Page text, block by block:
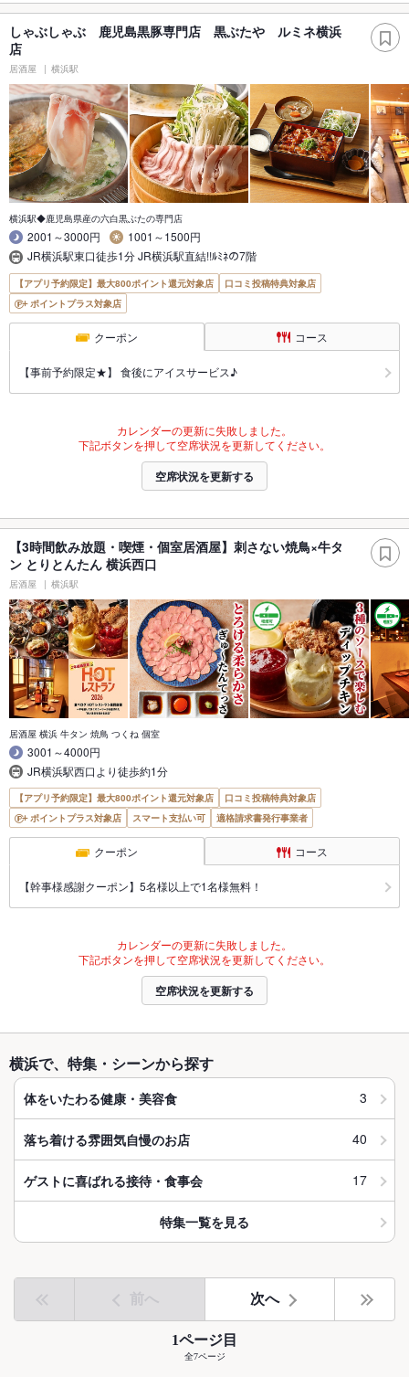
しゃぶしゃぶ 鹿児島黒豚専門店 黒ぶたや ルミネ横浜
店
居酒屋 横浜駅
横浜駅◆鹿児島県産の六白黒ぶたの専門店
2001～3000円
1001～1500円
JR横浜駅東口徒歩1分 JR横浜駅直結!!ﾙﾐﾈの7階
【アプリ予約限定】最大800ポイント還元対象店
口コミ投稿特典対象店
ポイントプラス対象店
クーポン コース
【事前予約限定★】 食後にアイスサービス♪
カレンダーの更新に失敗しました。
下記ボタンを押して空席状況を更新してください。
空席状況を更新する
【3時間飲み放題・喫煙・個室居酒屋】刺さない焼鳥×牛タ
ン とりとんたん 横浜西口
居酒屋 横浜駅
居酒屋 横浜 牛タン 焼鳥 つくね 個室
3001～4000円
JR横浜駅西口より徒歩約1分
【アプリ予約限定】最大800ポイント還元対象店
口コミ投稿特典対象店
ポイントプラス対象店
スマート支払い可 適格請求書発行事業者
クーポン コース
【幹事様感謝クーポン】5名様以上で1名様無料！
カレンダーの更新に失敗しました。
下記ボタンを押して空席状況を更新してください。
空席状況を更新する
横浜で、特集・シーンから探す
体をいたわる健康・美容食 3
落ち着ける雰囲気自慢のお店 40
ゲストに喜ばれる接待・食事会 17
特集一覧を見る
前へ 次へ
1ページ目
全7ページ